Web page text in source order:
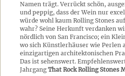
Namen trägt. Verrückt schön,
und peppig, dass der Wein nur
würde wohl kaum Rolling Stones
wahr? Seine Herkunft verdanken
nördlich von San Francisco; ein
wo sich Künstlerhäuser wie Perlen
einzigartigen architektonischen
Das ist sehenswert.
Jahrgang That Rock Rolling Stones